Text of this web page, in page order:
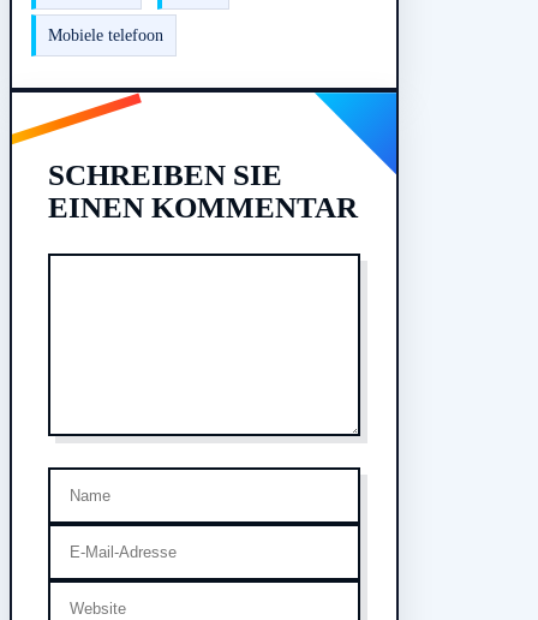
Mobiele telefoon
SCHREIBEN SIE
EINEN KOMMENTAR
Mail-
Adresse